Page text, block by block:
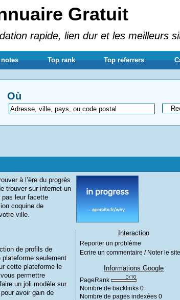
Gratuit
rapide, lien dur et les meilleurs
Top rank Top referrers
Où
à l’ère du progrès
trouver sur internet un
pas leur facette
coquine de
ville.
de profils de
seulement
cette plateforme le
permettre
un joli modèle sur
avoir gain de
Interaction
Reporter un problème
Ecrire un commentaire / Noter le site
Informations Google
PageRank
Nombre de backlinks 0
Nombre de pages indexées 0